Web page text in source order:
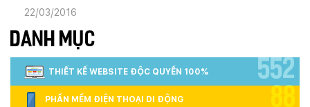
22/03/2016
DANH MỤC
THIẾT KẾ WEBSITE ĐỘC QUYỀN 100% 552
PHẦN MỀM ĐIỆN THOẠI DI ĐỘNG 88